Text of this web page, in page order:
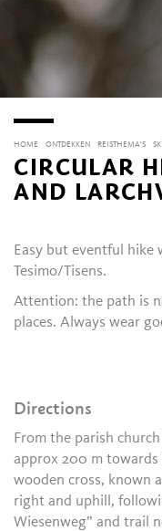
HOME ONTDEKKEN REISTHEMA'S
CIRCULAR
AND
Easy but eventful
Tesimo/Tisens.
Attention: the path is
places. Always wear
Directions
From the parish
approx 200 m
wooden cross, known
right and uphill,
Wiesenweg” and trail